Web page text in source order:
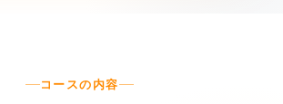
コースの内容